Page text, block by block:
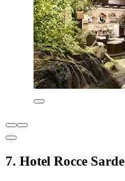
7. Hotel Rocce Sarde